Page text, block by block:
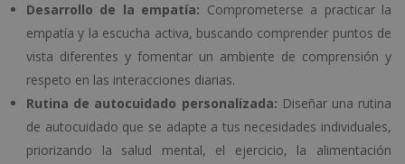
Desarrollo de la empatía: Comprometerse a practicar la
empatía y la escucha activa, buscando comprender puntos de
vista diferentes y fomentar un ambiente de comprensión y
respeto en las interacciones diarias.
Rutina de autocuidado personalizada: Diseñar una rutina
de autocuidado que se adapte a tus necesidades individuales,
priorizando la salud mental, el ejercicio, la alimentación